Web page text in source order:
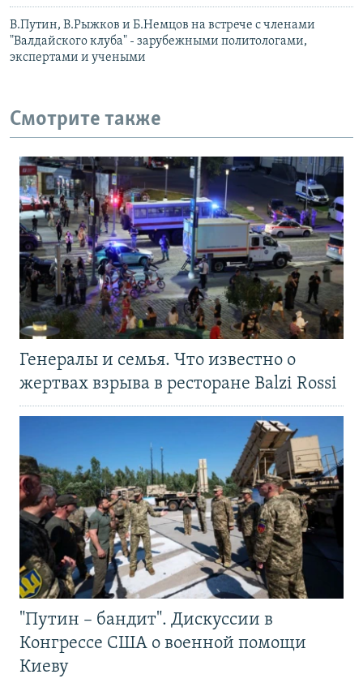
В.Путин, В.Рыжков и Б.Немцов на встрече с членами
"Валдайского клуба" - зарубежными политологами,
экспертами и учеными
Смотрите также
Генералы и семья. Что известно о
жертвах взрыва в ресторане Balzi Rossi
"Путин – бандит". Дискуссии в
Конгрессе США о военной помощи
Киеву